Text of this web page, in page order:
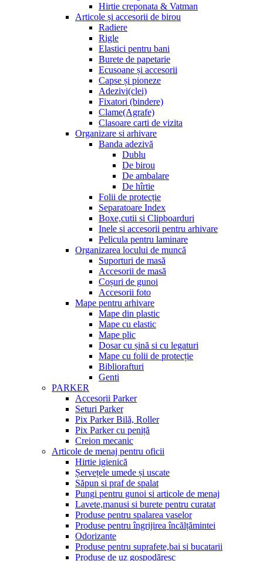
Hirtie creponata & Vatman
Articole și accesorii de birou
Radiere
Rigle
Elastici pentru bani
Burete de papetarie
Ecusoane și accesorii
Capse și pioneze
Adezivi(clei)
Fixatori (bindere)
Clame(Agrafe)
Clasoare carti de vizita
Organizare si arhivare
Banda adezivă
Dublu
De birou
De ambalare
De hîrtie
Folii de protecție
Separatoare Index
Boxe,cutii si Clipboarduri
Inele si accesorii pentru arhivare
Pelicula pentru laminare
Organizarea locului de muncă
Suporturi de masă
Accesorii de masă
Coșuri de gunoi
Accesorii foto
Mape pentru arhivare
Mape din plastic
Mape cu elastic
Mape plic
Dosar cu șină si cu legaturi
Mape cu folii de protecție
Bibliorafturi
Genti
PARKER
Accesorii Parker
Seturi Parker
Pix Parker Bilă, Roller
Pix Parker cu peniță
Creion mecanic
Articole de menaj pentru oficii
Hirtie igienică
Șervețele umede și uscate
Săpun si praf de spalat
Pungi pentru gunoi si articole de menaj
Lavete,manusi si burete pentru curatat
Produse pentru spalarea vaselor
Produse pentru îngrijirea încălțămintei
Odorizante
Produse pentru suprafete,bai si bucatarii
Produse de uz gospodăresc